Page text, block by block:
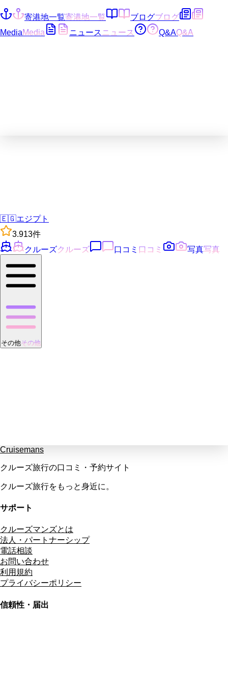
寄港地一覧寄港地一覧 ブログブログ
MediaMedia ニュース ニュース Q&AQ&A
🇪🇬エジプト
3.913件
クルーズクルーズ 口コミ 口コミ 写真写真
その他その他
Cruisemans
クルーズ旅行の口コミ・予約サイト
クルーズ旅行をもっと身近に。
サポート
クルーズマンズとは
法人・パートナーシップ
電話相談
お問い合わせ
利用規約
プライバシーポリシー
信頼性・届出